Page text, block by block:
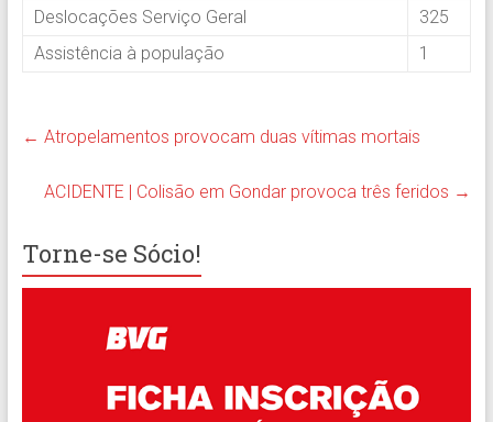
Deslocações Serviço Geral
325
Assistência à população
1
← Atropelamentos provocam duas vítimas mortais
ACIDENTE | Colisão em Gondar provoca três feridos →
Torne-se Sócio!